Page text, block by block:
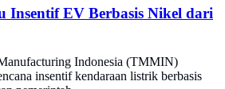
Insentif EV Berbasis Nikel dari
Indonesia (TMMIN)
insentif kendaraan listrik berbasis